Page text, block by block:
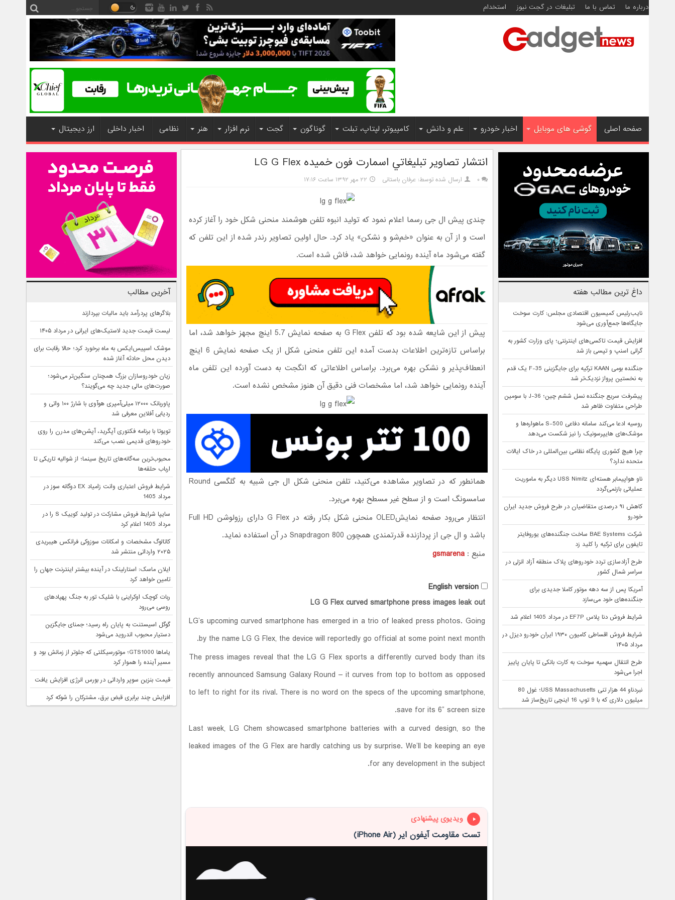
درباره ما تماس با ما تبلیغات در گجت نیوز استخدام
صفحه اصلی گوشی های موبایل اخبار خودرو علم و دانش کامپیوتر، لپتاپ، تبلت گوناگون گجت نرم افزار هنر نظامی اخبار داخلی ارز دیجیتال
انتشار تصاوير تبليغاتي اسمارت فون خميده LG G Flex
۰ ارسال شده توسط: عرفان باستانی ۲۲ مهر ۱۳۹۲ ساعت ۱۷:۱۶
چندی پیش ال جی رسما اعلام نمود که تولید انبوه تلفن هوشمند منحنی شکل خود را آغاز کرده
است و از آن به عنوان «خم‌شو و نشکن» یاد کرد. حال اولین تصاویر رندر شده از این تلفن که
گفته می‌شود ماه آینده رونمایی خواهد شد، فاش شده است.
پیش از این شایعه شده بود که تلفن G Flex به صفحه نمایش 5.7 اینچ مجهز خواهد شد، اما
براساس تازه‌ترین اطلاعات بدست آمده این تلفن منحنی شکل از یک صفحه نمایش 6 اینچ
انعطاف‌پذیر و نشکن بهره می‌برد. براساس اطلاعاتی که انگجت به دست آورده این تلفن ماه
آینده رونمایی خواهد شد، اما مشخصات فنی دقیق آن هنوز مشخص نشده است.
همانطور که در تصاویر مشاهده می‌کنید، تلفن منحنی شکل ال جی شبیه به گلگسی Round
سامسونگ است و از سطح غیر مسطح بهره می‌برد.
انتظار می‌رود صفحه نمایشOLED منحنی شکل بکار رفته در G Flex دارای رزولوشن Full HD
باشد و ال جی از پردازنده قدرتمندی همچون Snapdragon 800 در آن استفاده نماید.
منبع : gsmarena
English version
LG G Flex curved smartphone press images leak out
LG’s upcoming curved smartphone has emerged in a trio of leaked press photos. Going
by the name LG G Flex, the device will reportedly go official at some point next month.
The press images reveal that the LG G Flex sports a differently curved body than its
recently announced Samsung Galaxy Round – it curves from top to bottom as opposed
to left to right for its rival. There is no word on the specs of the upcoming smartphone,
save for its 6” screen size.
Last week, LG Chem showcased smartphone batteries with a curved design, so the
leaked images of the G Flex are hardly catching us by surprise. We’ll be keeping an eye
for any development in the subject.
ویدیوی پیشنهادی
تست مقاومت آیفون ایر (iPhone Air)
داغ ترین مطالب هفته
نایب‌رئیس کمیسیون اقتصادی مجلس: کارت سوخت
جایگاه‌ها جمع‌آوری می‌شود
افزایش قیمت تاکسی‌های اینترنتی؛ پای وزارت کشور به
گرانی اسنپ و تپسی باز شد
جنگنده بومی KAAN ترکیه برای جایگزینی F-35 یک قدم
به نخستین پرواز نزدیک‌تر شد
پیشرفت سریع جنگنده نسل ششم چین؛ J-36 با سومین
طراحی متفاوت ظاهر شد
روسیه ادعا می‌کند سامانه دفاعی S-500 ماهواره‌ها و
موشک‌های هایپرسونیک را نیز شکست می‌دهد
چرا هیچ کشوری پایگاه نظامی بین‌المللی در خاک ایالات
متحده ندارد؟
ناو هواپیمابر هسته‌ای USS Nimitz دیگر به ماموریت
عملیاتی بازنمی‌گردد
کاهش ۹۱ درصدی متقاضیان در طرح فروش جدید ایران
خودرو
شرکت BAE Systems ساخت جنگنده‌های یوروفایتر
تایفون برای ترکیه را کلید زد
طرح آزادسازی تردد خودروهای پلاک منطقه آزاد انزلی در
سراسر شمال کشور
آمریکا پس از سه دهه موتور کاملا جدیدی برای
جنگنده‌های خود می‌سازد
شرایط فروش دنا پلاس EF7P در مرداد 1405 اعلام شد
شرایط فروش اقساطی کامیون ۱۹۳۰ ایران خودرو دیزل در
مرداد ۱۴۰۵
طرح انتقال سهمیه سوخت به کارت بانکی تا پایان پاییز
اجرا می‌شود
نبردناو 44 هزار تنی USS Massachusetts؛ غول 80
میلیون دلاری که با 9 توپ 16 اینچی تاریخ‌ساز شد
آخرین مطالب
بلاگرهای پردرآمد باید مالیات بپردازند
لیست قیمت جدید لاستیک‌های ایرانی در مرداد ۱۴۰۵
موشک اسپیس‌ایکس به ماه برخورد کرد؛ حالا رقابت برای
دیدن محل حادثه آغاز شده
زیان خودروسازان بزرگ همچنان سنگین‌تر می‌شود؛
صورت‌های مالی جدید چه می‌گویند؟
پاوربانک ۱۲۰۰۰ میلی‌آمپری هوآوی با شارژ ۱۰۰ واتی و
ردیابی آفلاین معرفی شد
تویوتا با برنامه فکتوری آپگرید، آپشن‌های مدرن را روی
خودروهای قدیمی نصب می‌کند
محبوب‌ترین سه‌گانه‌های تاریخ سینما؛ از شوالیه تاریکی تا
ارباب حلقه‌ها
شرایط فروش اعتباری وانت زامیاد EX دوگانه سوز در
مرداد 1405
سایپا شرایط فروش مشارکت در تولید کوییک S را در
مرداد 1405 اعلام کرد
کاتالوگ مشخصات و امکانات سوزوکی فرانکس هیبریدی
۲۰۲۵ وارداتی منتشر شد
ایلان ماسک: استارلینک در آینده بیشتر اینترنت جهان را
تامین خواهد کرد
ربات کوچک اوکراینی با شلیک تور به جنگ پهپادهای
روسی می‌رود
گوگل اسیستنت به پایان راه رسید؛ جمنای جایگزین
دستیار محبوب اندروید می‌شود
یاماها GTS1000؛ موتورسیکلتی که جلوتر از زمانش بود و
مسیر آینده را هموار کرد
قیمت بنزین سوپر وارداتی در بورس انرژی افزایش یافت
افزایش چند برابری قبض برق، مشترکان را شوکه کرد